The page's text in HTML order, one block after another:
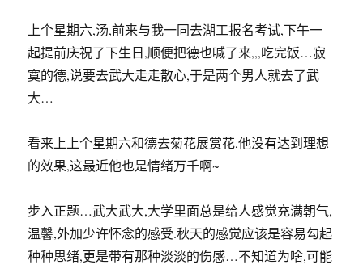
上个星期六,汤,前来与我一同去湖工报名考试,下午一
起提前庆祝了下生日,顺便把德也喊了来,,,吃完饭…寂
寞的德,说要去武大走走散心,于是两个男人就去了武
大…
看来上上个星期六和德去菊花展赏花,他没有达到理想
的效果,这最近他也是情绪万千啊~
步入正题…武大武大,大学里面总是给人感觉充满朝气,
温馨,外加少许怀念的感受.秋天的感觉应该是容易勾起
种种思绪,更是带有那种淡淡的伤感…不知道为啥,可能